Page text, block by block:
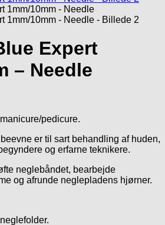
Expert
– Needle
pedicure.
er til sart behandling af huden,
og erfarne teknikere.
neglebåndet, bearbejde
og afrunde neglepladens hjørner.